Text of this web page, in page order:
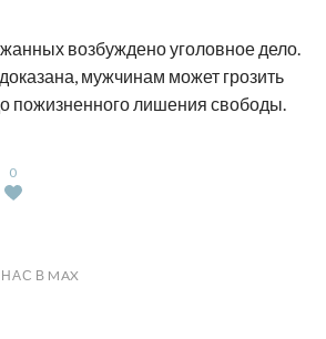
возбуждено уголовное дело.
мужчинам может грозить
пожизненного лишения свободы.
0
В MAX